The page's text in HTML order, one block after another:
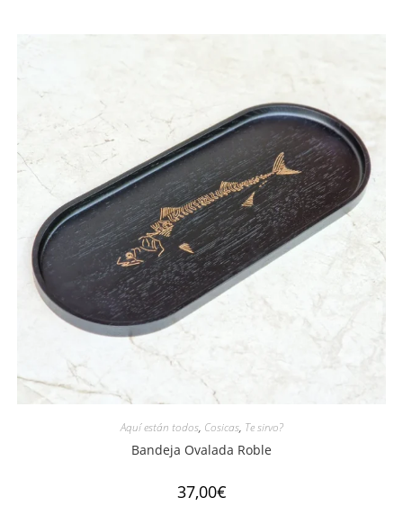
Aquí están todos, Cosicas, Te sirvo?
Bandeja Ovalada Roble
37,00€